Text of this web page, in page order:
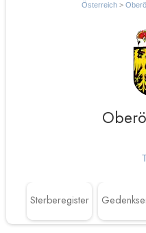
Österreich>
Sterberegister